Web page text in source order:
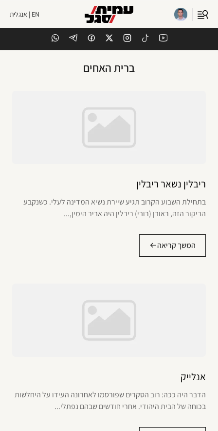
EN | אנגלית
ברית האחים
ריבלין נשאר ריבלין
בתחילת השבוע הקרוב תגיע שיירת נשיא המדינה לעלי. כשנקבע
הביקור הזה, ראובן (רובי) ריבלין היה אביר הימין,...
המשך קריאה
אנלייק
הדבר היה ככה: רוב הסקרים שפורסמו לאחרונה העידו על היחלשות
בכוחה של הבית היהודי. אחרי חודשים שבהם נפתלי...